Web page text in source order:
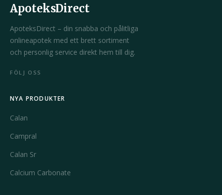
ApoteksDirect
ApoteksDirect – din snabba och pålitliga
onlineapotek med ett brett sortiment
och personlig service direkt hem till dig.
FÖLJ OSS
NYA PRODUKTER
Calan
Campral
Calan Sr
Calcium Carbonate